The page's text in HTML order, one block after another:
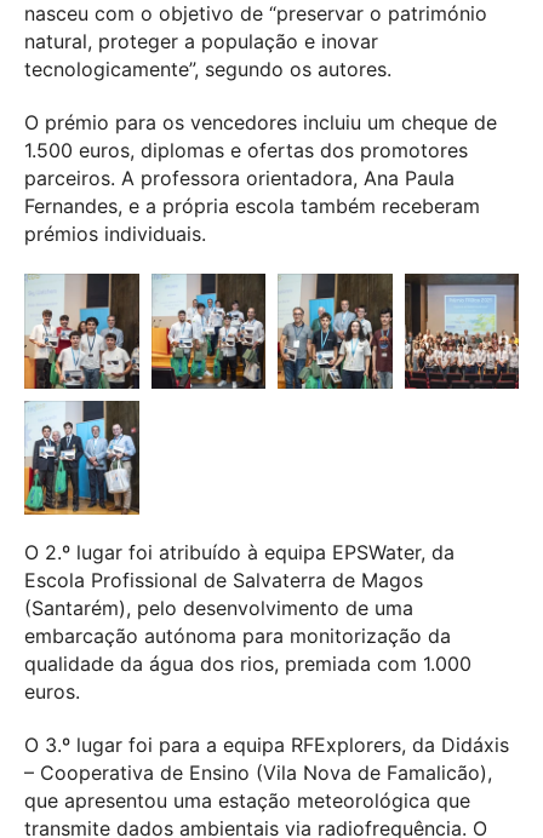
nasceu com o objetivo de “preservar o património
natural, proteger a população e inovar
tecnologicamente”, segundo os autores.
O prémio para os vencedores incluiu um cheque de
1.500 euros, diplomas e ofertas dos promotores
parceiros. A professora orientadora, Ana Paula
Fernandes, e a própria escola também receberam
prémios individuais.
O 2.º lugar foi atribuído à equipa EPSWater, da
Escola Profissional de Salvaterra de Magos
(Santarém), pelo desenvolvimento de uma
embarcação autónoma para monitorização da
qualidade da água dos rios, premiada com 1.000
euros.
O 3.º lugar foi para a equipa RFExplorers, da Didáxis
– Cooperativa de Ensino (Vila Nova de Famalicão),
que apresentou uma estação meteorológica que
transmite dados ambientais via radiofrequência. O